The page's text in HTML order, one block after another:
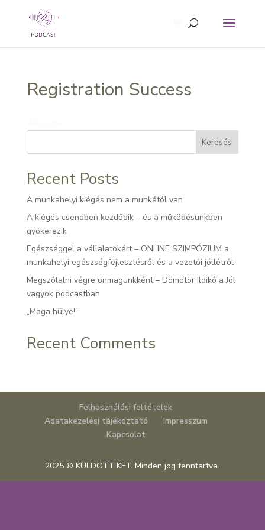
Registration Success
Keresés
Recent Posts
A munkahelyi kiégés nem a munkától van
A kiégés csendben kezdődik – és a működésünkben
gyökerezik
Egészséggel a vállalatokért – ONLINE SZIMPÓZIUM a
munkahelyi egészségfejlesztésről és a vezetői jóllétről
Megszólalni végre önmagunkként – Dömötör Ildikó a Jól
vagyok podcastban
„Maga hülye!”
Recent Comments
Felhasználási feltételek
Adatakezelési tájékoztató
Impresszum
Kapcsolat
2025 © KÜLDÖTT KFT. Minden jog fenntartva.